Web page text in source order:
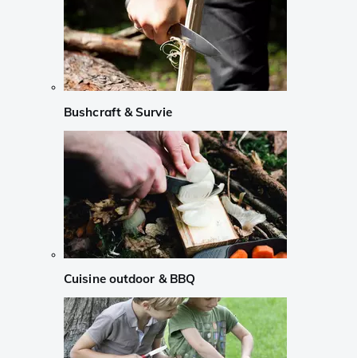
Bushcraft & Survie
Cuisine outdoor & BBQ